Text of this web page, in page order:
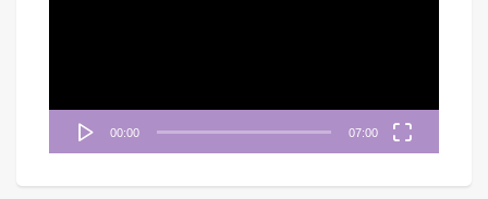
00:00 07:00